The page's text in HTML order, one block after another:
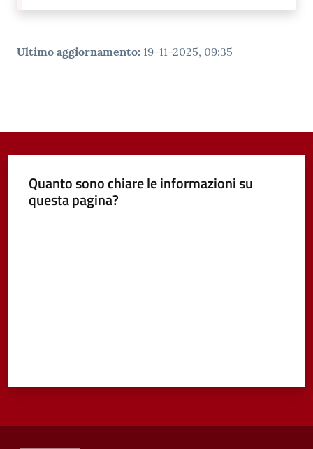
Ultimo aggiornamento: 19-11-2025, 09:35
Quanto sono chiare le informazioni su
questa pagina?